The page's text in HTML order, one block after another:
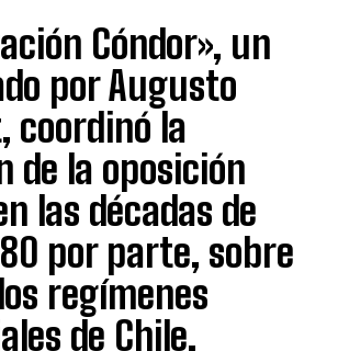
Cóndor», un
por Augusto
coordinó la
de la oposición
las décadas de
por parte, sobre
regímenes
de Chile,